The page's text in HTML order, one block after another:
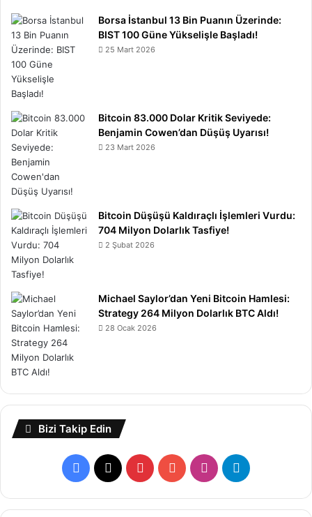
Borsa İstanbul 13 Bin Puanın Üzerinde:
BIST 100 Güne Yükselişle Başladı!
25 Mart 2026
Bitcoin 83.000 Dolar Kritik Seviyede:
Benjamin Cowen’dan Düşüş Uyarısı!
23 Mart 2026
Bitcoin Düşüşü Kaldıraçlı İşlemleri Vurdu:
704 Milyon Dolarlık Tasfiye!
2 Şubat 2026
Michael Saylor’dan Yeni Bitcoin Hamlesi:
Strategy 264 Milyon Dolarlık BTC Aldı!
28 Ocak 2026
Bizi Takip Edin
Facebook
X PinterestYouTubeInstagramTelegram